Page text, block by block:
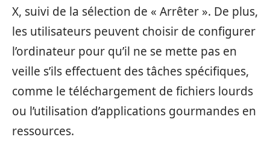
X, suivi de la sélection de « Arrêter ». De plus,
les utilisateurs peuvent choisir de configurer
l’ordinateur pour qu’il ne se mette pas en
veille s’ils effectuent des tâches spécifiques,
comme le téléchargement de fichiers lourds
ou l’utilisation d’applications gourmandes en
ressources.